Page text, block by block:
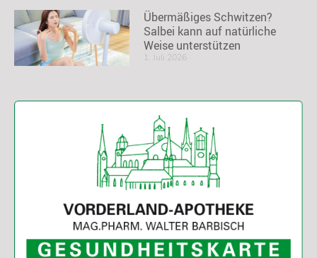
Übermäßiges Schwitzen?
Salbei kann auf natürliche
Weise unterstützen
1. Juli 2026